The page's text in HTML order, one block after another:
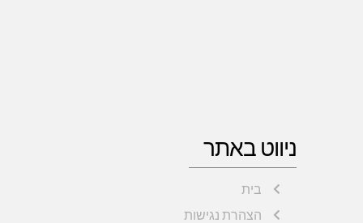
ניווט באתר
בית
הצהרת נגישות